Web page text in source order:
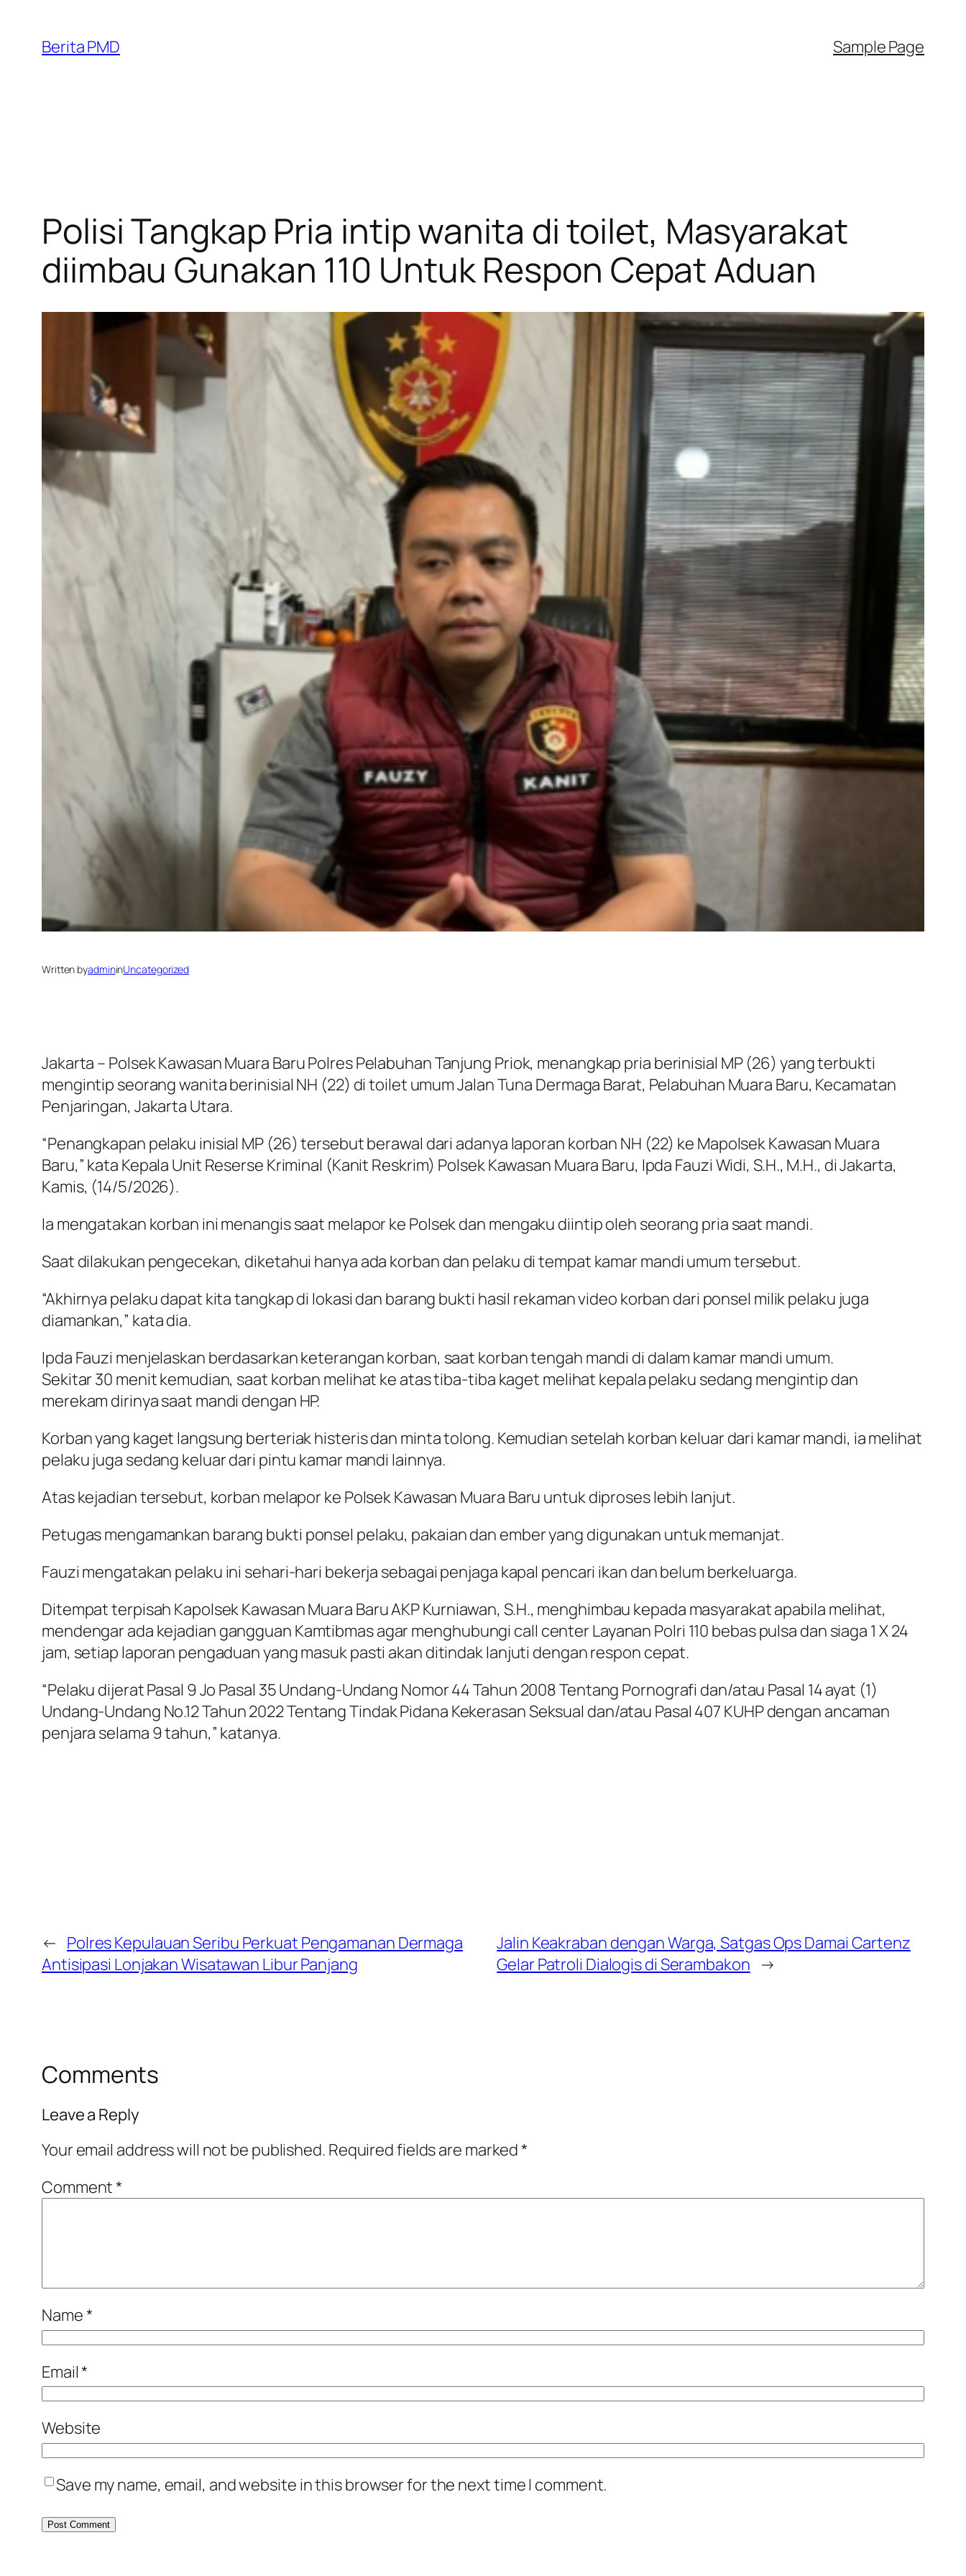
content
Berita PMD Sample Page
Polisi Tangkap Pria intip wanita di toilet, Masyarakat
diimbau Gunakan 110 Untuk Respon Cepat Aduan
Written byadmininUncategorized
Jakarta – Polsek Kawasan Muara Baru Polres Pelabuhan Tanjung Priok, menangkap pria berinisial MP (26) yang terbukti
mengintip seorang wanita berinisial NH (22) di toilet umum Jalan Tuna Dermaga Barat, Pelabuhan Muara Baru, Kecamatan
Penjaringan, Jakarta Utara.
“Penangkapan pelaku inisial MP (26) tersebut berawal dari adanya laporan korban NH (22) ke Mapolsek Kawasan Muara
Baru,” kata Kepala Unit Reserse Kriminal (Kanit Reskrim) Polsek Kawasan Muara Baru, Ipda Fauzi Widi, S.H., M.H., di Jakarta,
Kamis, (14/5/2026).
Ia mengatakan korban ini menangis saat melapor ke Polsek dan mengaku diintip oleh seorang pria saat mandi.
Saat dilakukan pengecekan, diketahui hanya ada korban dan pelaku di tempat kamar mandi umum tersebut.
“Akhirnya pelaku dapat kita tangkap di lokasi dan barang bukti hasil rekaman video korban dari ponsel milik pelaku juga
diamankan,” kata dia.
Ipda Fauzi menjelaskan berdasarkan keterangan korban, saat korban tengah mandi di dalam kamar mandi umum.
Sekitar 30 menit kemudian, saat korban melihat ke atas tiba-tiba kaget melihat kepala pelaku sedang mengintip dan
merekam dirinya saat mandi dengan HP.
Korban yang kaget langsung berteriak histeris dan minta tolong. Kemudian setelah korban keluar dari kamar mandi, ia melihat
pelaku juga sedang keluar dari pintu kamar mandi lainnya.
Atas kejadian tersebut, korban melapor ke Polsek Kawasan Muara Baru untuk diproses lebih lanjut.
Petugas mengamankan barang bukti ponsel pelaku, pakaian dan ember yang digunakan untuk memanjat.
Fauzi mengatakan pelaku ini sehari-hari bekerja sebagai penjaga kapal pencari ikan dan belum berkeluarga.
Ditempat terpisah Kapolsek Kawasan Muara Baru AKP Kurniawan, S.H., menghimbau kepada masyarakat apabila melihat,
mendengar ada kejadian gangguan Kamtibmas agar menghubungi call center Layanan Polri 110 bebas pulsa dan siaga 1 X 24
jam, setiap laporan pengaduan yang masuk pasti akan ditindak lanjuti dengan respon cepat.
“Pelaku dijerat Pasal 9 Jo Pasal 35 Undang-Undang Nomor 44 Tahun 2008 Tentang Pornografi dan/atau Pasal 14 ayat (1)
Undang-Undang No.12 Tahun 2022 Tentang Tindak Pidana Kekerasan Seksual dan/atau Pasal 407 KUHP dengan ancaman
penjara selama 9 tahun,” katanya.
← Polres Kepulauan Seribu Perkuat Pengamanan Dermaga
Antisipasi Lonjakan Wisatawan Libur Panjang
Jalin Keakraban dengan Warga, Satgas Ops Damai Cartenz
Gelar Patroli Dialogis di Serambakon →
Comments
Leave a Reply
Your email address will not be published. Required fields are marked*
Comment*
Name*
Email*
Website
Save my name, email, and website in this browser for the next time I comment.